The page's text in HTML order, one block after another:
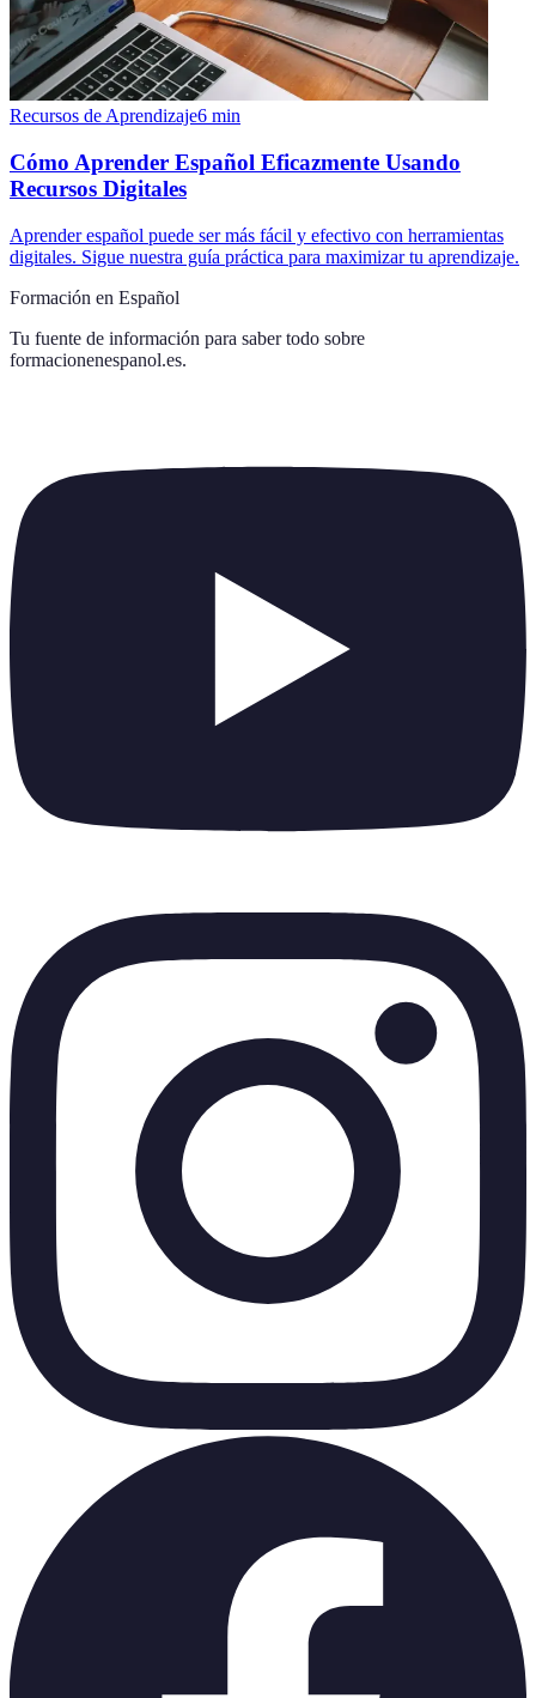
Recursos de Aprendizaje6 min
Cómo Aprender Español Eficazmente Usando
Recursos Digitales
Aprender español puede ser más fácil y efectivo con herramientas
digitales. Sigue nuestra guía práctica para maximizar tu aprendizaje.
Formación en Español
Tu fuente de información para saber todo sobre
formacionenespanol.es.